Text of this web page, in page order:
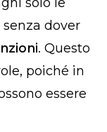
senza dover
. Questo
poiché in
essere